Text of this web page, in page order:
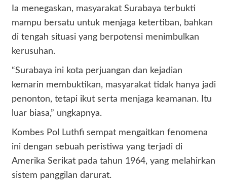
Ia menegaskan, masyarakat Surabaya terbukti
mampu bersatu untuk menjaga ketertiban, bahkan
di tengah situasi yang berpotensi menimbulkan
kerusuhan.
“Surabaya ini kota perjuangan dan kejadian
kemarin membuktikan, masyarakat tidak hanya jadi
penonton, tetapi ikut serta menjaga keamanan. Itu
luar biasa,” ungkapnya.
Kombes Pol Luthfi sempat mengaitkan fenomena
ini dengan sebuah peristiwa yang terjadi di
Amerika Serikat pada tahun 1964, yang melahirkan
sistem panggilan darurat.